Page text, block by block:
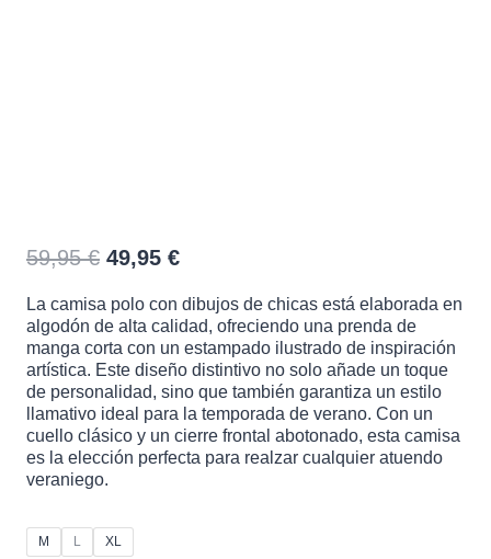
59,95€ El
original
era:
59,95 €.
49,95 €El
actual
es:
49,95 €.
La camisa polo con dibujos de chicas está elaborada en
algodón de alta calidad, ofreciendo una prenda de
manga corta con un estampado ilustrado de inspiración
artística. Este diseño distintivo no solo añade un toque
de personalidad, sino que también garantiza un estilo
llamativo ideal para la temporada de verano. Con un
cuello clásico y un cierre frontal abotonado, esta camisa
es la elección perfecta para realzar cualquier atuendo
veraniego.
M L XL